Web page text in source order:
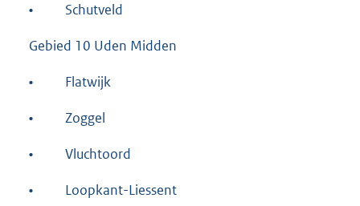
• Schutveld
Gebied 10 Uden Midden
• Flatwijk
• Zoggel
• Vluchtoord
• Loopkant-Liessent